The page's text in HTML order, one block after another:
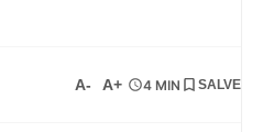
A- A+ 4 MIN SALVE